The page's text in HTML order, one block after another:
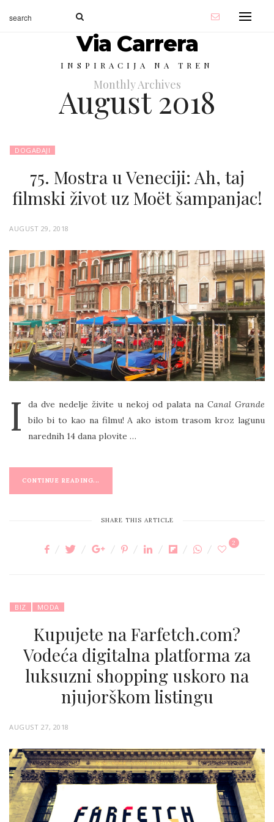
Via Carrera
INSPIRACIJA NA TREN
Monthly Archives
August 2018
DOGAĐAJI
75. Mostra u Veneciji: Ah, taj
filmski život uz Moët šampanjac!
P
S
T
E
D
O
N
AUGUST 29, 2018
I da dve nedelje živite u nekoj od palata na Canal Grande
bilo bi to kao na filmu! A ako istom trasom kroz lagunu
narednih 14 dana plovite …
CONTINUE READING...
SHARE THIS ARTICLE
2
BIZ MODA
Kupujete na Farfetch.com?
Vodeća digitalna platforma za
luksuzni shopping uskoro na
njujorškom listingu
P
S
T
E
D
AUGUST 27, 2018